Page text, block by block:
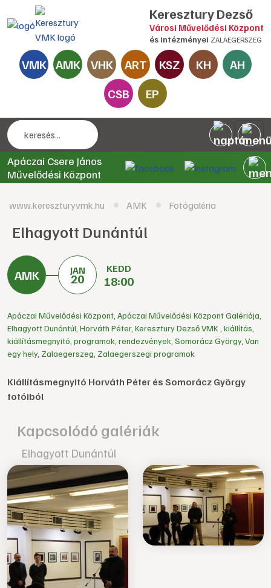
Keresztury Dezső
Városi Művelődési Központ
és intézményei ZALAEGERSZEG
VMK AMK VHK ART KSZ KH
AH
CSB
EP
Apáczai Csere János
Művelődési Központ
www.kereszturyvmk.hu AMK Fotógaléria
Elhagyott Dunántúl
JAN
20
KEDD
18:00
Apáczai Művelődési Központ Apáczai Művelődési Központ Galériája
Elhagyott Dunántúl Horváth Péter, Keresztury Dezső VMK kiállítás
kiállításmegnyitó programok rendezvények Somorácz György, Van
egy hely, Zalaegerszeg Zalaegerszegi programok
Kiállításmegnyitó Horváth Péter és Somorácz György
fotóiból
Kapcsolódó galériák
Elhagyott Dunántúl